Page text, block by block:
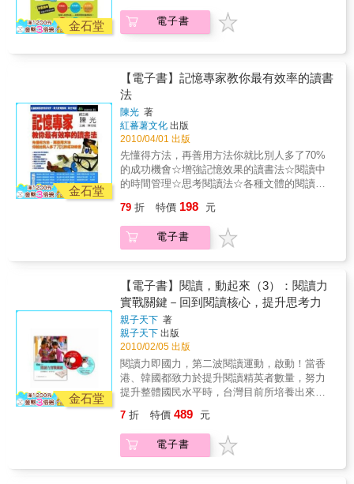
好的學習方式，可惜市面上這麼多筆記書，卻
少有一本是以台灣學子為主題的筆記法。聯合
科目有效的準備方法，和做筆記的獨門妙招。
量身打造的《滿分狀元筆記本》絕對是一本專
門為臺灣學子設計的學習筆記書提供青年學子
們更多學習法，讓學生更快找到屬於自己的讀
書方法，重新檢視自己的學習方式，進而愛上
學習。
金石堂 電子書
金石堂
【電子書】記憶專家教你最有效率的讀書
法
陳光 著
紅蕃薯文化 出版
2010/04/01 出版
先懂得方法，再善用方法你就比別人多了70%
的成功機會☆增強記憶效果的讀書法☆閱讀中
的時間管理☆思考閱讀法☆各種文體的閱讀方
名人談讀書☆先賢的讀書精神在本書中，我們
將分別針對閱讀的原則、方法、時間管理、思
考、快速閱讀、記憶、心理要素等幾個方面，
讀本書，使你能夠養成良好的閱讀習慣和掌握
高效率的閱讀方法，進而擁有良好的狀態面對
各式各樣的學習與工作。 本書的適讀對象除了
在校的學生，也適合於社會上從事各行各業的
人群，以及欲將自己的孩子培養成為讀書高手
79 折 特價 198 元
電子書
金石堂
【電子書】閱讀，動起來（3）：閱讀力
實戰關鍵－回到閱讀核心，提升思考力
親子天下 著
親子天下 出版
2010/02/05 出版
閱讀力即國力，第二波閱讀運動，啟動！當香
港、韓國都致力於提升閱讀精英者數量，努力
提升整體國民水平時，台灣目前所培養出來的
的孩子對知識侃侃而談，但卻缺乏歸納推論、
詮釋整合、評估批判的能力。閱讀的重點不再
只是「應該教什麼」，而在理解「孩子怎麼學
7 折 特價 489 元
電子書